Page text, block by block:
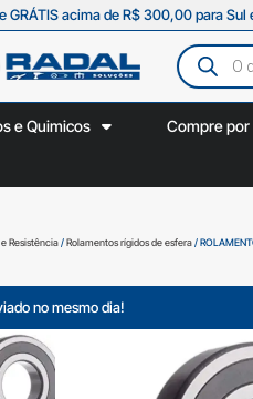
GRÁTIS acima de R$ 300,00 para Sul
e Quimicos Compre por
Resistência/Rolamentos rígidos de esfera/
no mesmo dia!